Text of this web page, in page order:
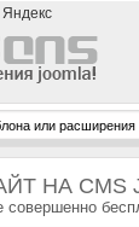
НА CMS
совершенно